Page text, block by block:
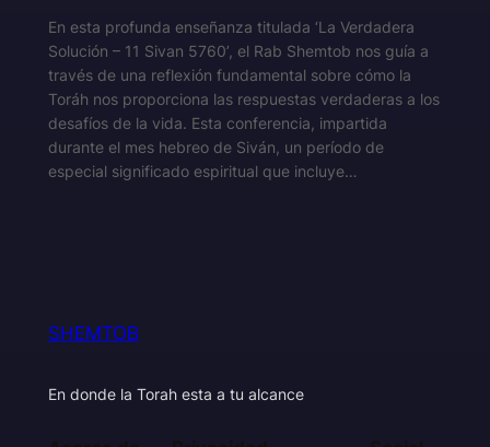
En esta profunda enseñanza titulada ‘La Verdadera
Solución – 11 Sivan 5760’, el Rab Shemtob nos guía a
través de una reflexión fundamental sobre cómo la
Toráh nos proporciona las respuestas verdaderas a los
desafíos de la vida. Esta conferencia, impartida
durante el mes hebreo de Siván, un período de
especial significado espiritual que incluye…
SHEMTOB
En donde la Torah esta a tu alcance